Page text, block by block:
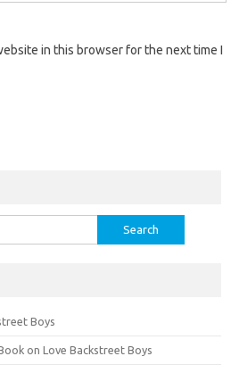
in this browser for the next time I
Boys
on Love Backstreet Boys